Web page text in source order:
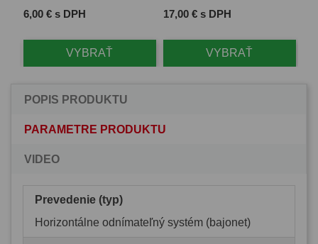
Cena
6,00 € s DPH
VYBRAŤ
Cena
17,00 € s DPH
VYBRAŤ
POPIS PRODUKTU
PARAMETRE PRODUKTU
VIDEO
Prevedenie (typ)
Horizontálne odnímateľný systém (bajonet)